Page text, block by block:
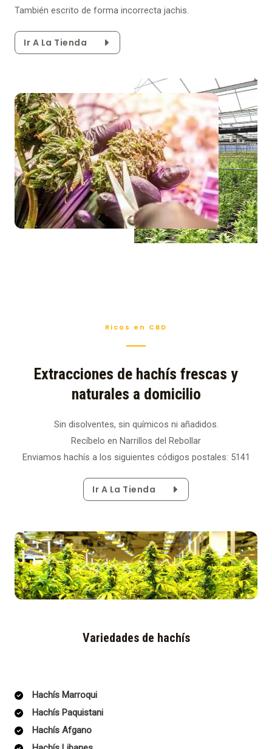
También escrito de forma incorrecta jachis.
Ir A La Tienda
Ricos en CBD
Extracciones de hachís frescas y
naturales a domicilio
Sin disolventes, sin químicos ni añadidos.
Recíbelo en Narrillos del Rebollar
Enviamos hachís a los siguientes códigos postales: 5141
Ir A La Tienda
Variedades de hachís
Hachís Marroqui
Hachís Paquistani
Hachís Afgano